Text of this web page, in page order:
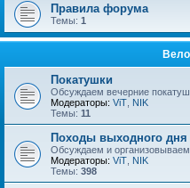
Правила форума
Темы: 1
Покатушки
Обсуждаем вечерние
Модераторы: ViT NIK
Темы: 11
Походы выходного дня
Обсуждаем и
Модераторы: ViT NIK
Темы: 398